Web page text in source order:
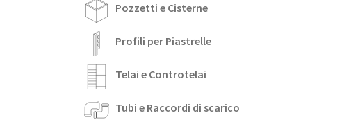
Pozzetti e Cisterne
Profili per Piastrelle
Telai e Controtelai
Tubi e Raccordi di scarico